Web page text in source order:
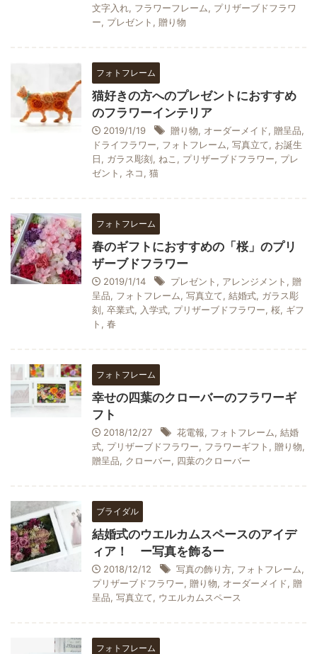
文字入れ, フラワーフレーム, プリザーブドフラワ
ー, プレゼント , 贈り物
フォトフレーム
猫好きの方へのプレゼントにおすすめ
のフラワーインテリア
2019/1/19 贈り物, オーダーメイド, 贈呈品,
ドライフラワー, フォトフレーム, 写真立て, お誕生
日, ガラス彫刻, ねこ , プリザーブドフラワー, プレ
ゼント , ネコ, 猫
フォトフレーム
春のギフトにおすすめの「桜」のプリ
ザーブドフラワー
2019/1/14 プレゼント , アレンジメント , 贈
呈品, フォトフレーム, 写真立て, 結婚式, ガラス彫
刻, 卒業式, 入学式, プリザーブドフラワー, 桜, ギフ
ト , 春
フォトフレーム
幸せの四葉のクローバーのフラワーギ
フト
2018/12/27 花電報, フォトフレーム, 結婚
式, プリザーブドフラワー, フラワーギフト , 贈り物,
贈呈品, クローバー, 四葉のクローバー
ブライダル
結婚式のウエルカムスペースのアイデ
ィア！ ー写真を飾るー
2018/12/12 写真の飾り方, フォトフレーム,
プリザーブドフラワー, 贈り物, オーダーメイド, 贈
呈品, 写真立て, ウエルカムスペース
フォトフレーム